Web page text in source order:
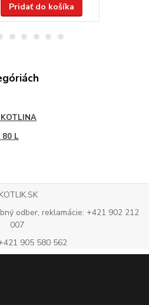
Pridať do košíka
80 L
odber, reklamácie: +421 902 212
007
905 580 562